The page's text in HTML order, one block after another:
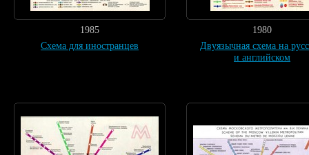
1985
Схема для иностранцев
1980
Двуязычная схема на
и английском